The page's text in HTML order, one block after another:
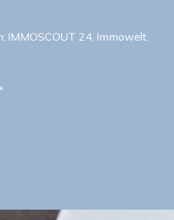
IMMOSCOUT 24, Immowelt,